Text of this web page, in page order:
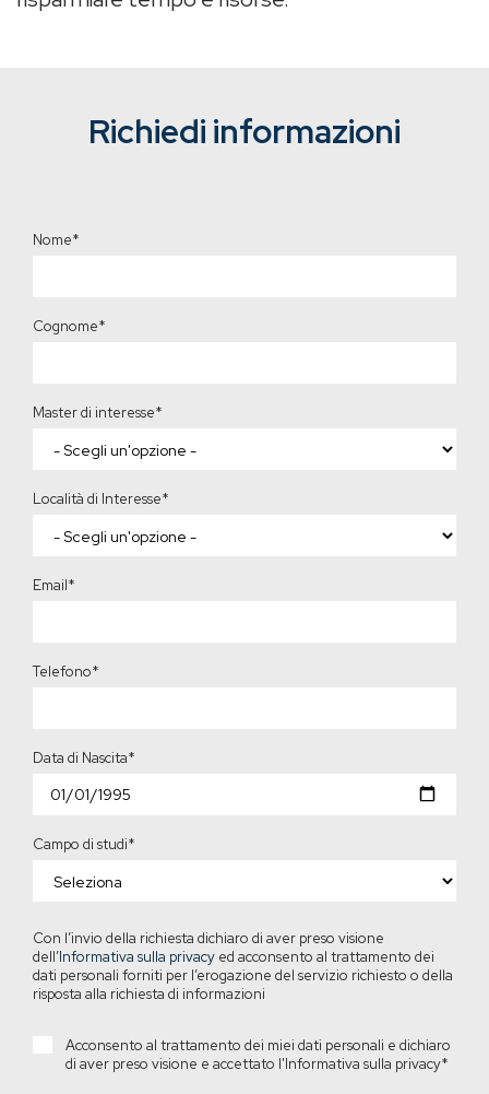
Richiedi informazioni
Nome*
Cognome*
Master di interesse*
Località di Interesse*
Email*
Telefono*
Data di Nascita*
Campo di studi*
Con l’invio della richiesta dichiaro di aver preso visione
dell’Informativa sulla privacy ed acconsento al trattamento dei
dati personali forniti per l’erogazione del servizio richiesto o della
risposta alla richiesta di informazioni
Acconsento al trattamento dei miei dati personali e dichiaro
di aver preso visione e accettato l'Informativa sulla privacy*